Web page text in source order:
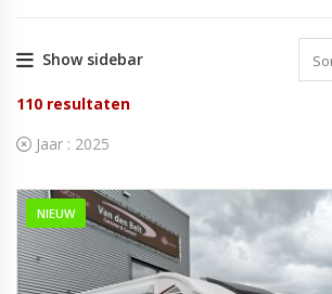
Show sidebar
110 resultaten
Jaar : 2025
NIEUW